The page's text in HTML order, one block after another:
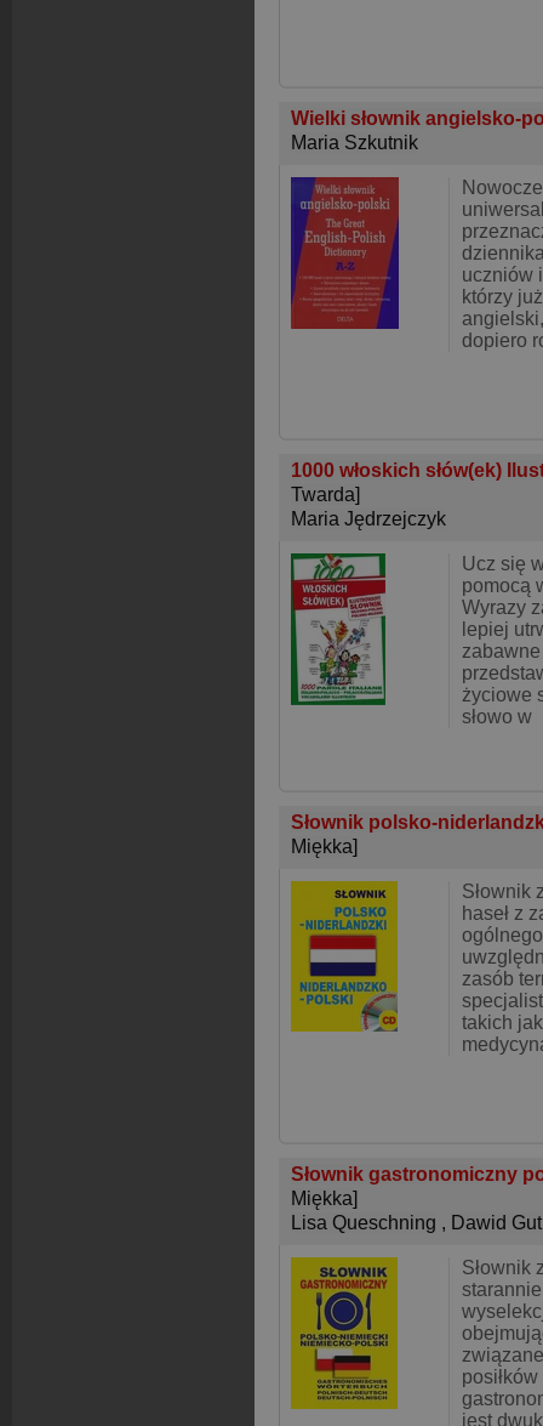
Wielki słownik angielsko-
Maria Szkutnik
uczniów
którzy
dopiero
1000 włoskich słów(ek)
Twarda]
Maria Jędrzejczyk
Ucz się
pomocą
Wyrazy
lepiej
życiowe
słowo w
Słownik polsko-
Miękka]
Słownik
haseł z
zasób
takich
Słownik gastronomiczny
Miękka]
Lisa Queschning , Dawid Gut
Słownik
starannie
jest